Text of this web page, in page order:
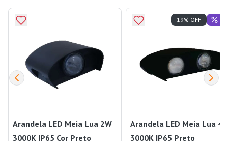
Arandela LED Meia Lua 2W
3000K IP65 Cor Preto
Arandela LED Meia Lua
3000K IP65 Preto
19% OFF